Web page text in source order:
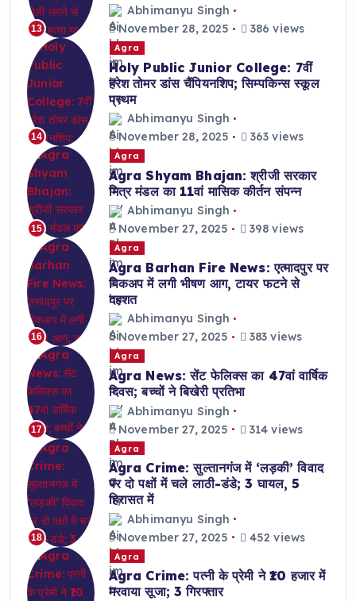
13
Abhimanyu Singh
November 28, 2025
386 views
14
Agra
Holy Public Junior College: 7वीं
हरेश तोमर डांस चैंपियनशिप; सिम्पकिन्स स्कूल
प्रथम
Abhimanyu Singh
November 28, 2025
363 views
15
Agra
Agra Shyam Bhajan: श्रीजी सरकार
मित्र मंडल का 11वां मासिक कीर्तन संपन्न
Abhimanyu Singh
November 27, 2025
398 views
16
Agra
Agra Barhan Fire News: एत्मादपुर पर
पिकअप में लगी भीषण आग, टायर फटने से
दहशत
Abhimanyu Singh
November 27, 2025
383 views
17
Agra
Agra News: सेंट फेलिक्स का 47वां वार्षिक
दिवस; बच्चों ने बिखेरी प्रतिभा
Abhimanyu Singh
November 27, 2025
314 views
18
Agra
Agra Crime: सुल्तानगंज में ‘लड़की’ विवाद
पर दो पक्षों में चले लाठी-डंडे; 3 घायल, 5
हिरासत में
Abhimanyu Singh
November 27, 2025
452 views
Agra
Agra Crime: पत्नी के प्रेमी ने ₹10 हजार में
मरवाया सूजा; 3 गिरफ्तार